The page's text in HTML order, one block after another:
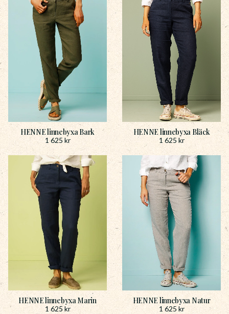
HENNE linnebyxa Bark
1 625 kr
HENNE linnebyxa Bläck
1 625 kr
HENNE linnebyxa Marin
1 625 kr
HENNE linnebyxa Natur
1 625 kr